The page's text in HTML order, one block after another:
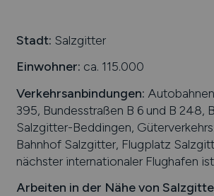
Europa
International
Stadt: Salzgitter
Einwohner: ca. 115.000
Verkehrsanbindungen:
395, Bundesstraßen B 6 und B 248,
Salzgitter-Beddingen,
Bahnhof Salzgitter, Flugplatz
nächster internationaler Flughafen
Arbeiten in der Nähe von